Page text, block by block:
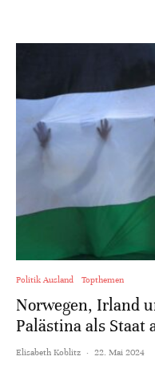
Politik Ausland Topthemen
Norwegen, Irland
Palästina als Staat
Elisabeth Koblitz · 22. Mai 2024